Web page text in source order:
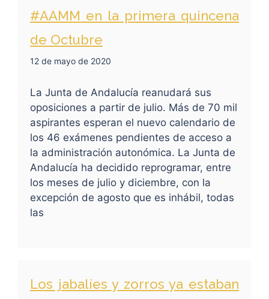
#AAMM en la primera quincena
de Octubre
12 de mayo de 2020
La Junta de Andalucía reanudará sus
oposiciones a partir de julio. Más de 70 mil
aspirantes esperan el nuevo calendario de
los 46 exámenes pendientes de acceso a
la administración autonómica. La Junta de
Andalucía ha decidido reprogramar, entre
los meses de julio y diciembre, con la
excepción de agosto que es inhábil, todas
las
Los jabalíes y zorros ya estaban